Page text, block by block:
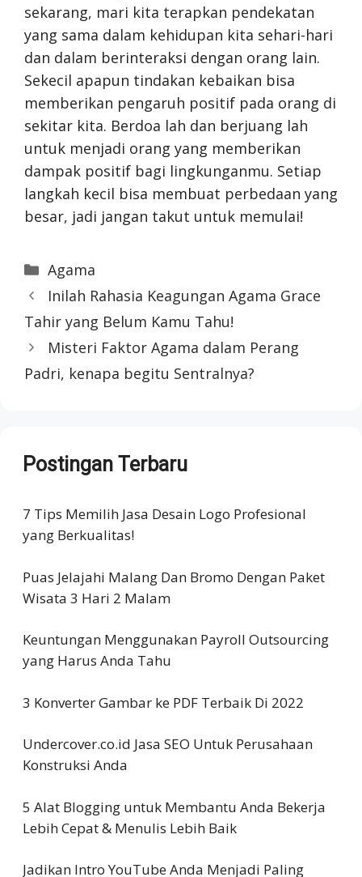
sekarang, mari kita terapkan pendekatan
yang sama dalam kehidupan kita sehari-hari
dan dalam berinteraksi dengan orang lain.
Sekecil apapun tindakan kebaikan bisa
memberikan pengaruh positif pada orang di
sekitar kita. Berdoa lah dan berjuang lah
untuk menjadi orang yang memberikan
dampak positif bagi lingkunganmu. Setiap
langkah kecil bisa membuat perbedaan yang
besar, jadi jangan takut untuk memulai!
Categories
Agama
Inilah Rahasia Keagungan Agama Grace
Tahir yang Belum Kamu Tahu!
Misteri Faktor Agama dalam Perang
Padri, kenapa begitu Sentralnya?
Postingan Terbaru
7 Tips Memilih Jasa Desain Logo Profesional
yang Berkualitas!
Puas Jelajahi Malang Dan Bromo Dengan Paket
Wisata 3 Hari 2 Malam
Keuntungan Menggunakan Payroll Outsourcing
yang Harus Anda Tahu
3 Konverter Gambar ke PDF Terbaik Di 2022
Undercover.co.id Jasa SEO Untuk Perusahaan
Konstruksi Anda
5 Alat Blogging untuk Membantu Anda Bekerja
Lebih Cepat & Menulis Lebih Baik
Jadikan Intro YouTube Anda Menjadi Paling